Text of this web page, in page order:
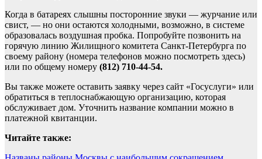
Когда в батареях слышны посторонние звуки — журчание или
свист, — но они остаются холодными, возможно, в системе
образовалась воздушная пробка. Попробуйте позвонить на
горячую линию Жилищного комитета Санкт-Петербурга по
своему району (номера телефонов можно посмотреть здесь)
или по общему номеру (812) 710-44-54.
Вы также можете оставить заявку через сайт «Госуслуги» или
обратиться в теплоснабжающую организацию, которая
обслуживает дом. Уточнить название компании можно в
платежной квитанции.
Читайте также: